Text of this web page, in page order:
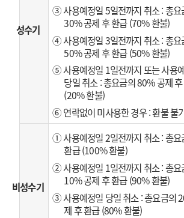
성수기
③ 사용예정일 5일전까지 취소 : 총요
30% 공제 후 환급 (70% 환불)
④ 사용예정일 3일전까지 취소 : 총요
50% 공제 후 환급 (50% 환불)
⑤ 사용예정일 1일전까지 또는 사용
당일 취소 : 총요금의 80% 공제
(20% 환불)
⑥ 연락없이 미사용한 경우 : 환불 불
비성수기
① 사용예정일 2일전까지 취소 : 총요
환급 (100% 환불)
② 사용예정일 1일전까지 취소 : 총요
10% 공제 후 환급 (90% 환불)
③ 사용예정일 당일 취소 : 총요금의
제 후 환급 (80% 환불)